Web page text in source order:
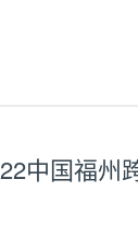
中国福州